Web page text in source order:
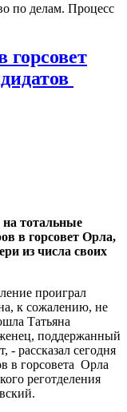
по делам. Процесс
горсовет
тотальные
в горсовет Орла,
из числа своих
проиграл
к сожалению, не
Татьяна
поддержанный
рассказал сегодня
в горсовета Орла
реготделения